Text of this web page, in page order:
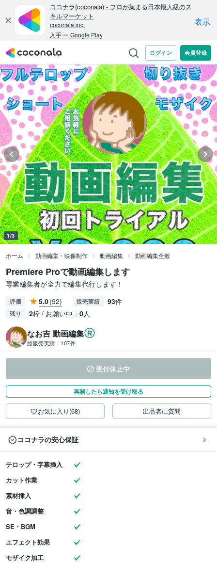
1/3
ホーム 動画編集・映像制作 動画編集 動画編集全般
Premiere Proで動画編集します
専業編集者が全力で編集代行します！
評価 5.0(92) 販売実績 93件
残り 2枠 / お願い中： 0人
なお吉 動画編集
総販売実績： 107件
受付休止中
再開したら通知を受け取る
お気に入り(68) 出品者に質問
ココナラの安心保証
テロップ・字幕挿入
カット作業
素材挿入
音・色調調整
SE・BGM
エフェクト効果
モザイク加工